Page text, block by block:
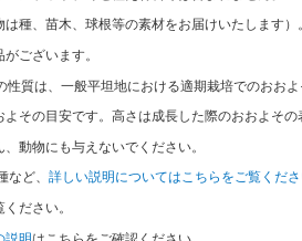
種、苗木、球根等の素材をお届けいたします）。
ございます。
質は、一般平坦地における適期栽培でのおおよ
その目安です。高さは成長した際のおおよその
動物にも与えないでください。
ど、 詳しい説明についてはこちらをご覧くださ
ください。